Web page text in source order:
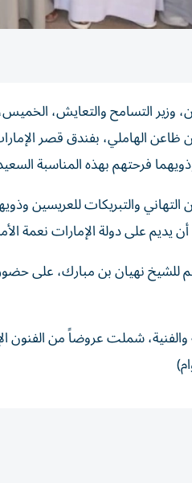
التسامح والتعايش،
ظاعن الهاملي، بفندق قصر
فرحتهم بهذه المناسبة
والتبريكات للعريسين
يديم على دولة الإمارات نعمة
نهيان بن مبارك، على
شملت عروضاً من الفنون